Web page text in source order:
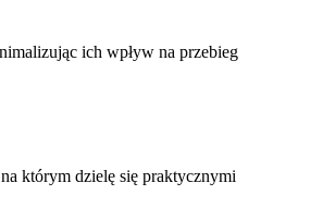
ich wpływ na przebieg
którym dzielę się praktycznymi